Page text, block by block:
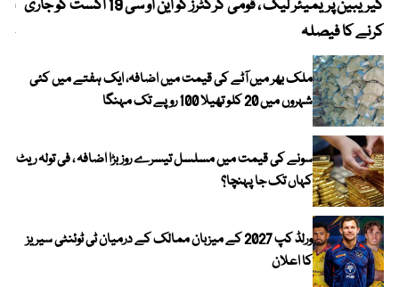
کیریبین پریمیئر لیگ ، قومی کرکٹرز کو این او سی 19 اگست کو جاری
کرنے کا فیصلہ
ملک بھر میں آٹے کی قیمت میں اضافہ، ایک ہفتے میں کئی
شہروں میں 20 کلو تھیلا 100 روپے تک مہنگا
سونے کی قیمت میں مسلسل تیسرے روز بڑا اضافہ ، فی تولہ ریٹ
کہاں تک جا پہنچا؟
ورلڈ کپ 2027 کے میزبان ممالک کے درمیان ٹی ٹوئنٹی سیریز
کا اعلان